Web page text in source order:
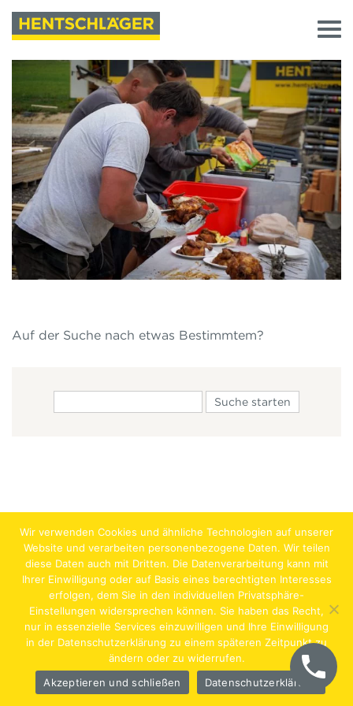
Auf der Suche nach etwas Bestimmtem?
Jobs Lehrstellen Impressum AGB Datenschutz
Hentschläger Bau GmbH – A-4222 Langenstein,
Wir verwenden Cookies und ähnliche Technologien auf unserer
Website und verarbeiten personenbezogene Daten. Wir teilen
diese Daten auch mit Dritten. Die Datenverarbeitung kann mit
Ihrer Einwilligung oder auf Basis eines berechtigten Interesses
erfolgen, dem Sie in den individuellen Privatsphäre-
Einstellungen widersprechen können. Sie haben das Recht,
nur in essenzielle Services einzuwilligen und Ihre Einwilligung
in der Datenschutzerklärung zu einem späteren Zeitpunkt zu
ändern oder zu widerrufen.
Akzeptieren und schließen
Datenschutzerklärung